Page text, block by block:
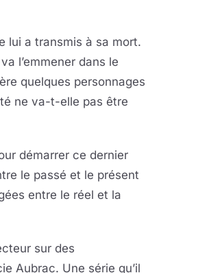
lui a transmis à sa mort.
l’emmener dans le
quelques personnages
ne va-t-elle pas être
démarrer ce dernier
le passé et le présent
entre le réel et la
sur des
Aubrac. Une série qu’il